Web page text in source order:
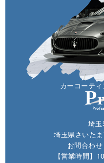
カーコーテ
埼玉
埼玉県さいた
お問合わせ
【営業時間】